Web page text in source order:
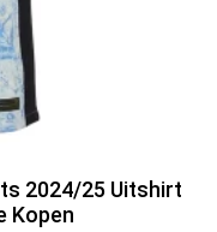
2024/25 Uitshirt
Kopen